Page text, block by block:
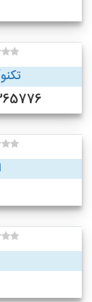
09128365776 -